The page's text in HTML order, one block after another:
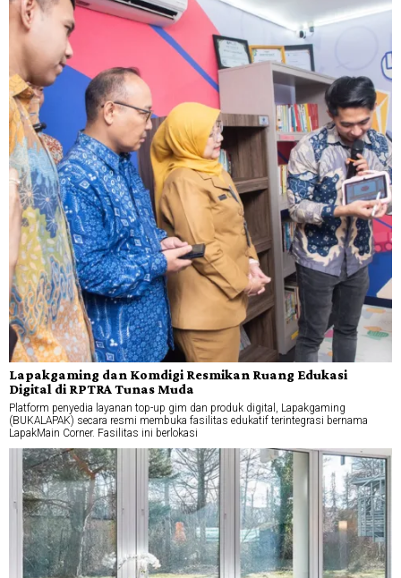
Lapakgaming dan Komdigi Resmikan Ruang Edukasi
Digital di RPTRA Tunas Muda
Platform penyedia layanan top-up gim dan produk digital, Lapakgaming
(BUKALAPAK) secara resmi membuka fasilitas edukatif terintegrasi bernama
LapakMain Corner. Fasilitas ini berlokasi